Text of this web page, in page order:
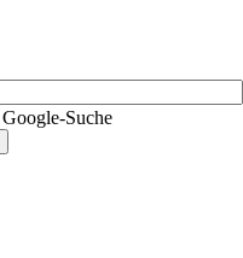
Google-Suche